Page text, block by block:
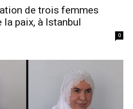
de trois femmes
la paix, à Istanbul
0